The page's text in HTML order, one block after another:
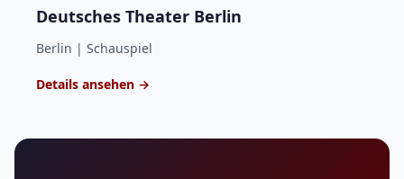
Deutsches Theater Berlin
Berlin | Schauspiel
Details ansehen →